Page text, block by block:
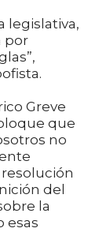
legislativa,
por
Greve
que
no
del
la
esas